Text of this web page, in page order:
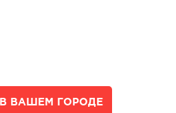
ВАШЕМ ГОРОДЕ